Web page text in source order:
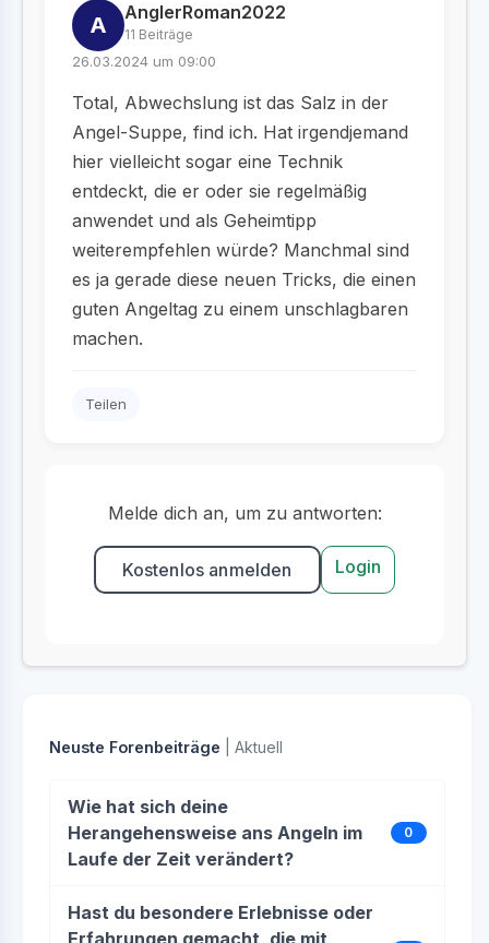
A AnglerRoman2022
11 Beiträge
26.03.2024 um 09:00
Total, Abwechslung ist das Salz in der
Angel-Suppe, find ich. Hat irgendjemand
hier vielleicht sogar eine Technik
entdeckt, die er oder sie regelmäßig
anwendet und als Geheimtipp
weiterempfehlen würde? Manchmal sind
es ja gerade diese neuen Tricks, die einen
guten Angeltag zu einem unschlagbaren
machen.
Teilen
Melde dich an, um zu antworten:
Kostenlos anmelden Login
Neuste Forenbeiträge | Aktuell
Wie hat sich deine
Herangehensweise ans Angeln im
Laufe der Zeit verändert?
0
Hast du besondere Erlebnisse oder
Erfahrungen gemacht, die mit